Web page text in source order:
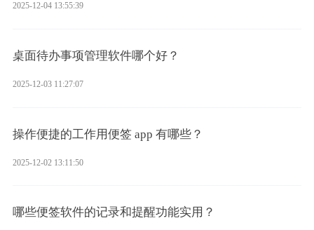
2025-12-04 13:55:39
桌面待办事项管理软件哪个好？
2025-12-03 11:27:07
操作便捷的工作用便签 app 有哪些？
2025-12-02 13:11:50
哪些便签软件的记录和提醒功能实用？